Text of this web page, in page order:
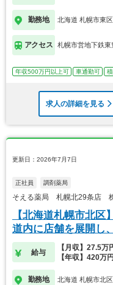
勤務地 北海道 札幌市東区
アクセス 札幌市営地下鉄
年収500万円以上可 車通勤可
求人の詳細を見る
更新日：2026年7月7日
正社員 調剤薬局
そえる薬局 札幌北29条店
【北海道札幌市北
道内に店舗を展開し
す
給与
【月収】27.5万
【年収】420万
勤務地 北海道 札幌市北区